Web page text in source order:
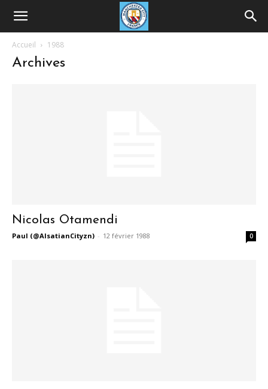
Accueil 1988
Archives
Nicolas Otamendi
Paul (@AlsatianCityzn) - 12 février 1988 0